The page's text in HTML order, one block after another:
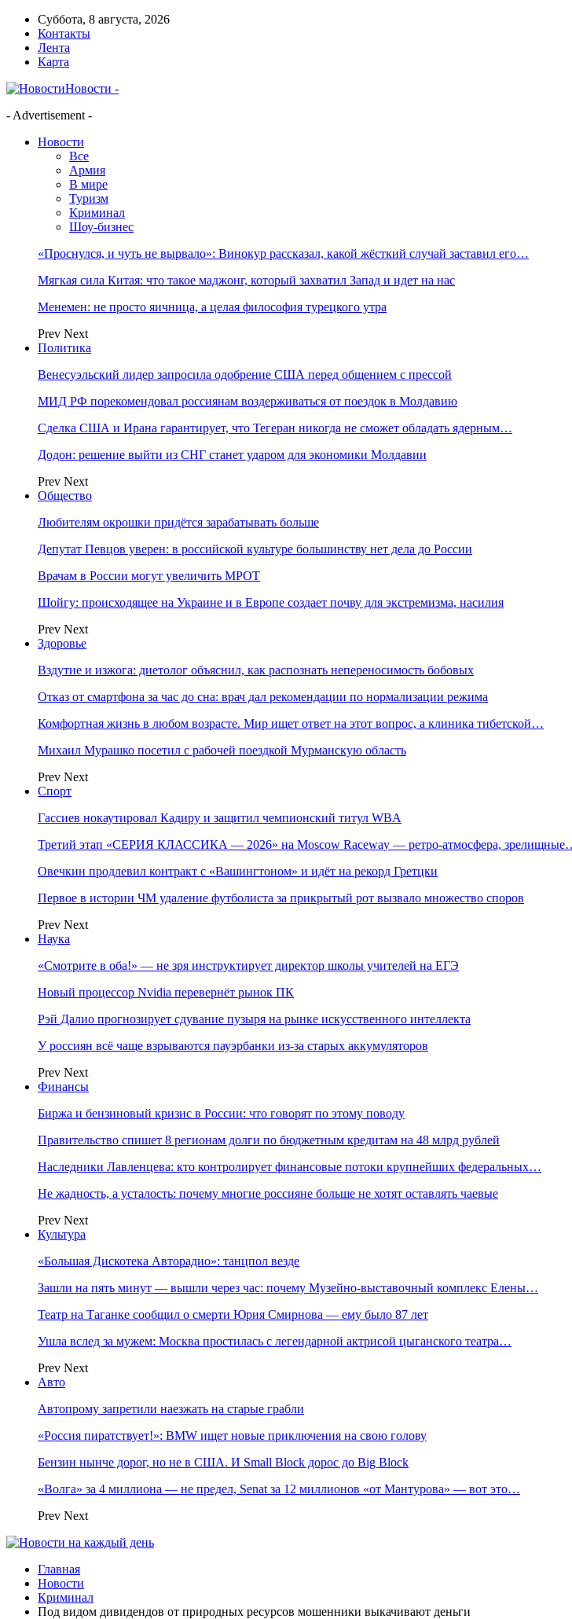
Суббота, 8 августа, 2026
Контакты
Лента
Карта
Новости -
- Advertisement -
Новости
Все
Армия
В мире
Туризм
Криминал
Шоу-бизнес
«Проснулся, и чуть не вырвало»: Винокур рассказал, какой жёсткий случай заставил его…
Мягкая сила Китая: что такое маджонг, который захватил Запад и идет на нас
Менемен: не просто яичница, а целая философия турецкого утра
Prev Next
Политика
Венесуэльский лидер запросила одобрение США перед общением с прессой
МИД РФ порекомендовал россиянам воздерживаться от поездок в Молдавию
Сделка США и Ирана гарантирует, что Тегеран никогда не сможет обладать ядерным…
Додон: решение выйти из СНГ станет ударом для экономики Молдавии
Prev Next
Общество
Любителям окрошки придётся зарабатывать больше
Депутат Певцов уверен: в российской культуре большинству нет дела до России
Врачам в России могут увеличить МРОТ
Шойгу: происходящее на Украине и в Европе создает почву для экстремизма, насилия
Prev Next
Здоровье
Вздутие и изжога: диетолог объяснил, как распознать непереносимость бобовых
Отказ от смартфона за час до сна: врач дал рекомендации по нормализации режима
Комфортная жизнь в любом возрасте. Мир ищет ответ на этот вопрос, а клиника тибетской…
Михаил Мурашко посетил с рабочей поездкой Мурманскую область
Prev Next
Спорт
Гассиев нокаутировал Кадиру и защитил чемпионский титул WBA
Третий этап «СЕРИЯ КЛАССИКА — 2026» на Moscow Raceway — ретро‑атмосфера,
Овечкин продлевил контракт с «Вашингтоном» и идёт на рекорд Гретцки
Первое в истории ЧМ удаление футболиста за прикрытый рот вызвало множество споров
Prev Next
Наука
«Смотрите в оба!» — не зря инструктирует директор школы учителей на ЕГЭ
Новый процессор Nvidia перевернёт рынок ПК
Рэй Далио прогнозирует сдувание пузыря на рынке искусственного интеллекта
У россиян всё чаще взрываются пауэрбанки из-за старых аккумуляторов
Prev Next
Финансы
Биржа и бензиновый кризис в России: что говорят по этому поводу
Правительство спишет 8 регионам долги по бюджетным кредитам на 48 млрд рублей
Наследники Лавленцева: кто контролирует финансовые потоки крупнейших федеральных…
Не жадность, а усталость: почему многие россияне больше не хотят оставлять чаевые
Prev Next
Культура
«Большая Дискотека Авторадио»: танцпол везде
Зашли на пять минут — вышли через час: почему Музейно-выставочный комплекс Елены…
Театр на Таганке сообщил о смерти Юрия Смирнова — ему было 87 лет
Ушла вслед за мужем: Москва простилась с легендарной актрисой цыганского театра…
Prev Next
Авто
Автопрому запретили наезжать на старые грабли
«Россия пиратствует!»: BMW ищет новые приключения на свою голову
Бензин нынче дорог, но не в США. И Small Block дорос до Big Block
«Волга» за 4 миллиона — не предел, Senat за 12 миллионов «от Мантурова» — вот это…
Prev Next
Главная
Новости
Криминал
Под видом дивидендов от природных ресурсов мошенники выкачивают деньги